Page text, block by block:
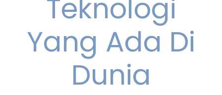
Teknologi
Yang Ada Di
Dunia